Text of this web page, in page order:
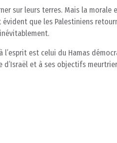
sur leurs terres. Mais la morale
que les Palestiniens
est celui du Hamas
d’Israël et à ses objectifs